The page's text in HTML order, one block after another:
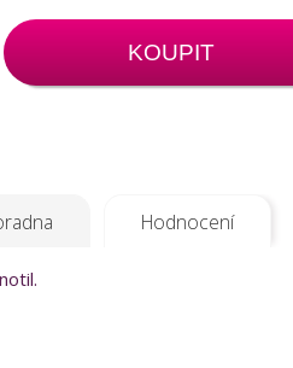
KOUPIT
Hodnocení